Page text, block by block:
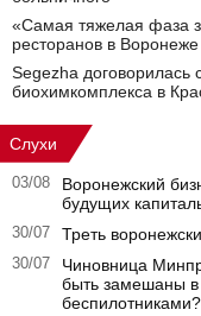
«Самая тяжелая фаза
ресторанов в
Segezha договорилась
биохимкомплекса в
Слухи
03/08
Воронежский
будущих
30/07 Треть
30/07
Чиновница
быть замешаны
беспилотниками?